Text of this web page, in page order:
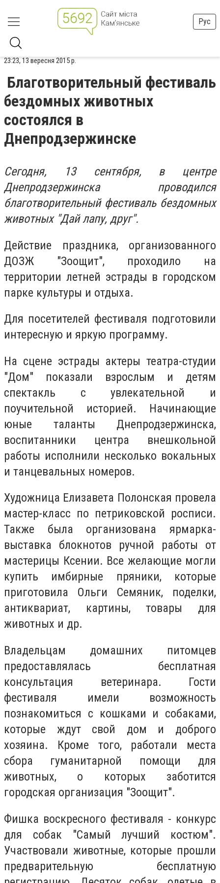
Рус
23:23, 13 вересня 2015 р.
Благотворительный фестиваль
бездомных животных
состоялся в
Днепродзержинске
Сегодня, 13 сентября, в центре
Днепродзержинска проводился
благотворительный фестиваль бездомных
животных "Дай лапу, друг".
Действие праздника, организованного
ДОЗЖ "Зоощит", проходило на
территории летней эстрады в городском
парке культуры и отдыха.
Для посетителей фестиваля подготовили
интересную и яркую программу.
На сцене эстрады актеры театра-студии
"Дом" показали взрослым и детям
спектакль с увлекательной и
поучительной историей. Начинающие
юные таланты Днепродзержинска,
воспитанники центра внешкольной
работы исполнили несколько вокальных
и танцевальных номеров.
Художница Елизавета Полонская провела
мастер-класс по петриковской росписи.
Также была организована ярмарка-
выставка блокнотов ручной работы от
мастерицы Ксении. Все желающие могли
купить имбирные пряники, которые
приготовила Ольги Семяник, поделки,
антиквариат, картины, товары для
животных и др.
Владельцам домашних питомцев
предоставлялась бесплатная
консультация ветеринара. Гости
фестиваля имели возможность
познакомиться с кошками и собаками,
которые ждут свой дом и доброго
хозяина. Кроме того, работали места
сбора гуманитарной помощи для
животных, о которых заботится
городская организация "Зоощит".
Фишка воскресного фестиваля - конкурс
для собак "Самый лучший костюм".
Участвовали животные, которые прошли
предварительную бесплатную